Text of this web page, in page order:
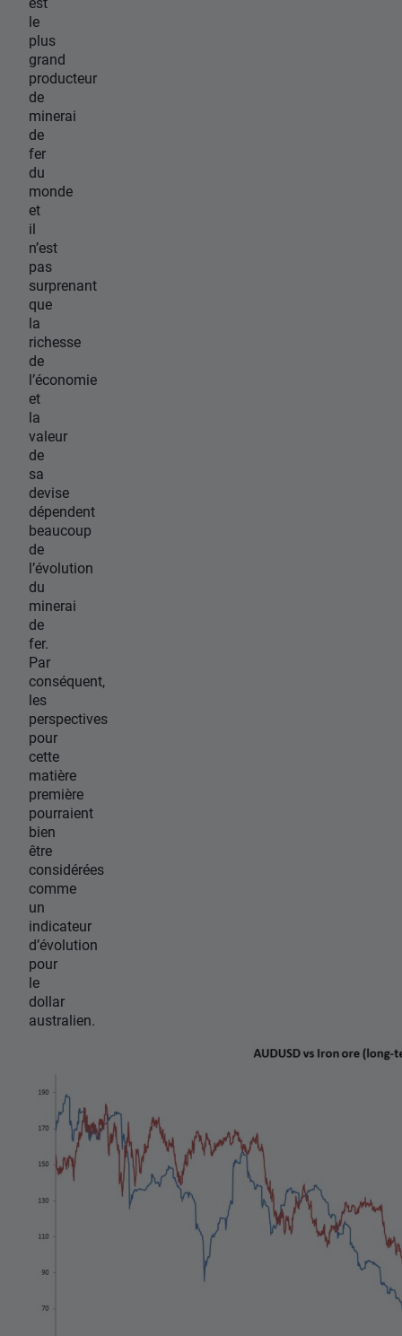
le
plus
grand
producteur
de
minerai
de
fer
du
monde
et
il
n’est
pas
surprenant
que
la
richesse
de
l’économie
et
la
valeur
de
sa
devise
dépendent
beaucoup
de
l’évolution
du
minerai
de
fer.
Par
conséquent,
les
perspectives
pour
cette
matière
première
pourraient
bien
être
considérées
comme
un
indicateur
d’évolution
pour
le
dollar
australien.